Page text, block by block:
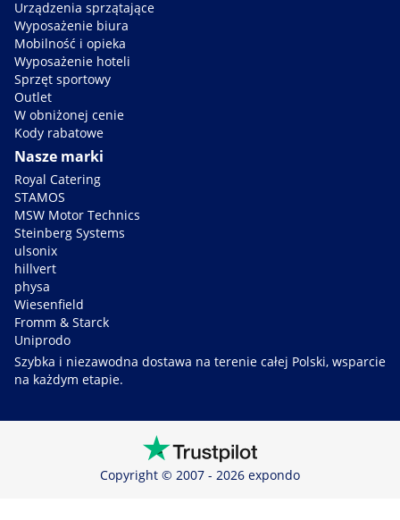
Urządzenia sprzątające
Wyposażenie biura
Mobilność i opieka
Wyposażenie hoteli
Sprzęt sportowy
Outlet
W obniżonej cenie
Kody rabatowe
Nasze marki
Royal Catering
STAMOS
MSW Motor Technics
Steinberg Systems
ulsonix
hillvert
physa
Wiesenfield
Fromm & Starck
Uniprodo
Szybka i niezawodna dostawa na terenie całej Polski, wsparcie
na każdym etapie.
Copyright © 2007 - 2026 expondo